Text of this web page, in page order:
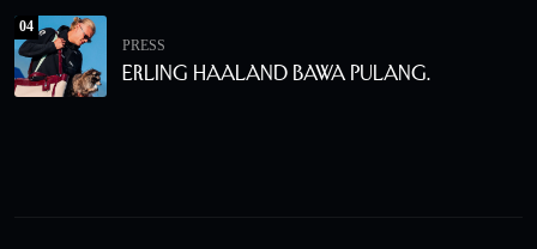
04
PRESS
Erling Haaland Bawa Pulang.